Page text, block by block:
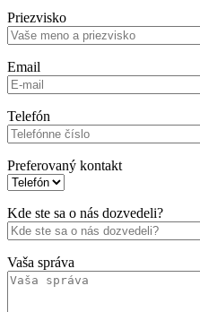
Priezvisko
Email
Telefón
Preferovaný kontakt
Kde ste sa o nás dozvedeli?
Vaša správa